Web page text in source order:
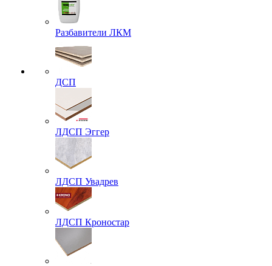
Разбавители ЛКМ
ДСП
ЛДСП Эггер
ЛДСП Увадрев
ЛДСП Кроностар